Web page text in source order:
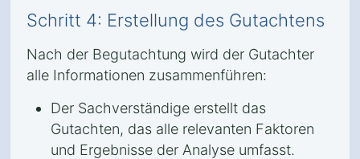
Schritt 4: Erstellung des Gutachtens
Nach der Begutachtung wird der Gutachter
alle Informationen zusammenführen:
Der Sachverständige erstellt das
Gutachten, das alle relevanten Faktoren
und Ergebnisse der Analyse umfasst.